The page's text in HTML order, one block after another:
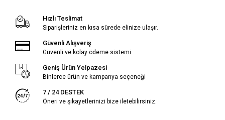
Hızlı Teslimat
Siparişleriniz en kısa sürede elinize ulaşır.
Güvenli Alışveriş
Güvenli ve kolay ödeme sistemi
Geniş Ürün Yelpazesi
Binlerce ürün ve kampanya seçeneği
7 / 24 DESTEK
Öneri ve şikayetlerinizi bize iletebilirsiniz.